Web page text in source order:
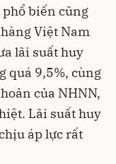
biến cũng
Việt Nam
lãi suất huy
quá 9,5%, cùng
của NHNN,
Lãi suất huy
áp lực rất